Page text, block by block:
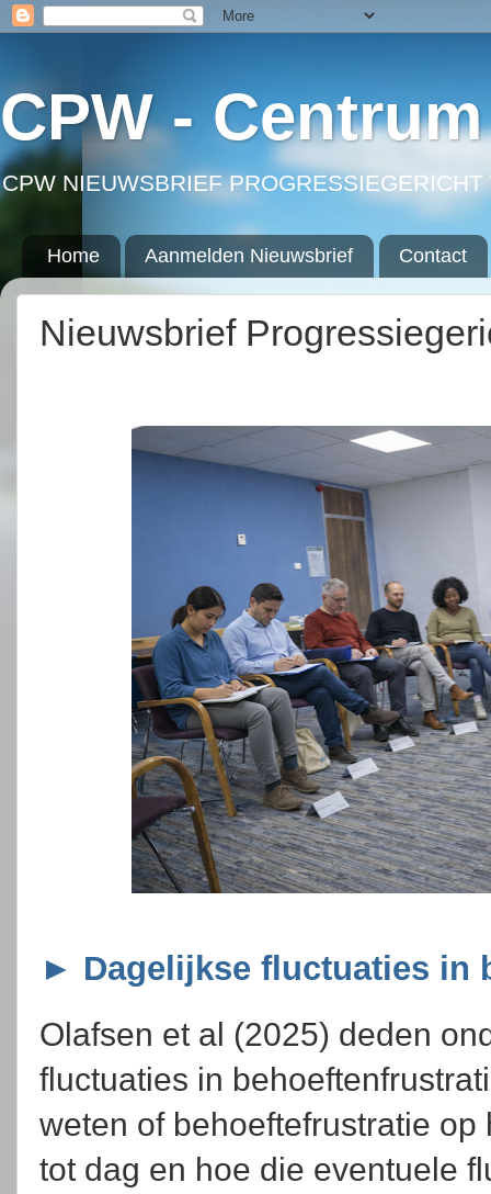
CPW -
CPW NIEUWSBRIEF
Home Aanmelden Nieuwsbrief Contact
Nieuwsbrief
► Dagelijkse fluctuaties in
Olafsen et al (2025) deden
fluctuaties in
weten of behoeftefrustratie
tot dag en hoe die eventuele